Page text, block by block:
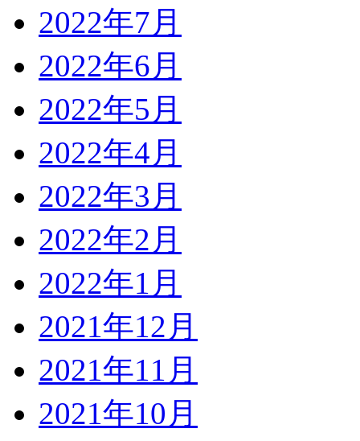
2022年7月
2022年6月
2022年5月
2022年4月
2022年3月
2022年2月
2022年1月
2021年12月
2021年11月
2021年10月